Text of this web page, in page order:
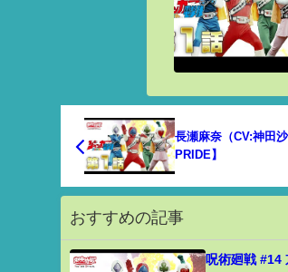
長瀬麻奈（CV:神田
PRIDE】
おすすめの記事
呪術廻戦 #14 京